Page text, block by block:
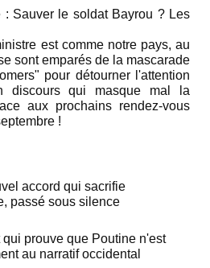
: Sauver le soldat Bayrou ? Les
est comme notre pays, au
sont emparés de la mascarade
pour détourner l'attention
discours qui masque mal la
aux prochains rendez-vous
!
accord qui sacrifie
passé sous silence
prouve que Poutine n'est
au narratif occidental